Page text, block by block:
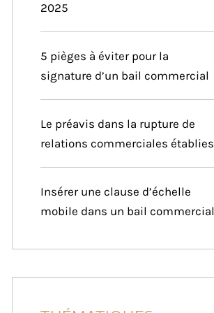
2025
5 pièges à éviter pour la
signature d’un bail commercial
Le préavis dans la rupture de
relations commerciales établies
Insérer une clause d’échelle
mobile dans un bail commercial